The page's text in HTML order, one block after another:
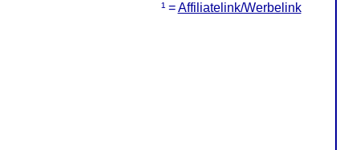
¹ =Affiliatelink/Werbelink